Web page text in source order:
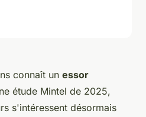
connaît un essor
étude Mintel de 2025,
s'intéressent désormais